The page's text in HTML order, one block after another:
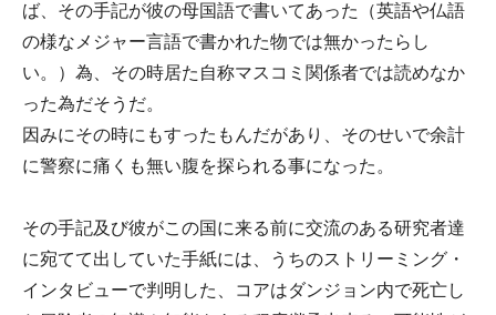
ば、その手記が彼の母国語で書いてあった（英語や仏語
の様なメジャー言語で書かれた物では無かったらし
い。）為、その時居た自称マスコミ関係者では読めなか
った為だそうだ。
因みにその時にもすったもんだがあり、そのせいで余計
に警察に痛くも無い腹を探られる事になった。
その手記及び彼がこの国に来る前に交流のある研究者達
に宛てて出していた手紙には、うちのストリーミング・
インタビューで判明した、コアはダンジョン内で死亡し